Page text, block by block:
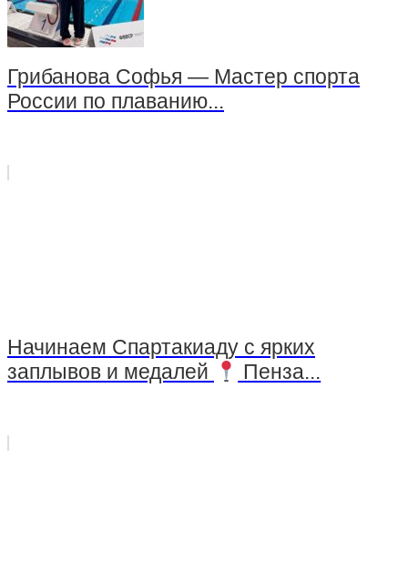
EMS-фитнес
Тренажерный зал
Стрельба из оружия, принадлежащего клиенту
Грибанова Софья — Мастер спорта
России по плаванию...
Начинаем Спартакиаду с ярких
заплывов и медалей
Пенза...